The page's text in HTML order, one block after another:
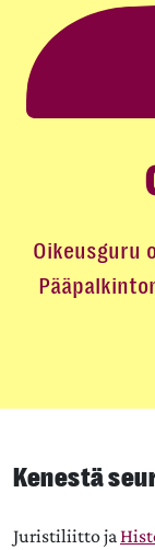
Oikeusguru
Kenestä
Juristiliitto ja